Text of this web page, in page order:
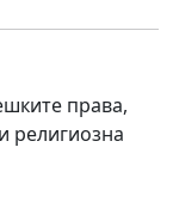
права,
религиозна